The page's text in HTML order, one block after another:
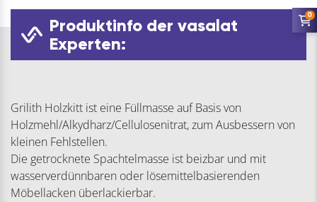
Produktinfo der vasalat
Experten:
Grilith Holzkitt ist eine Füllmasse auf Basis von
Holzmehl/Alkydharz/Cellulosenitrat, zum Ausbessern von
kleinen Fehlstellen.
Die getrocknete Spachtelmasse ist beizbar und mit
wasserverdünnbaren oder lösemittelbasierenden
Möbellacken überlackierbar.
0